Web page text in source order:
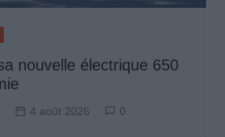
nouvelle électrique 650
4 août 2026 0